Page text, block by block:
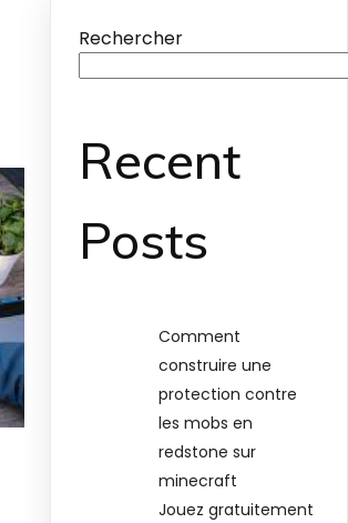
Rechercher
Recent
Posts
Comment
construire une
protection contre
les mobs en
redstone sur
minecraft
Jouez gratuitement